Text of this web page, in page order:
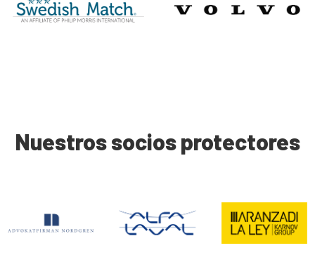
Nuestros socios protectores